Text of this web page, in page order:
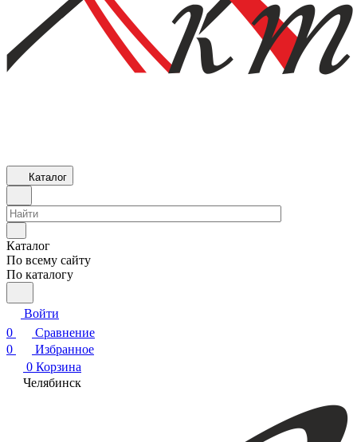
Каталог
Каталог
По всему сайту
По каталогу
Войти
0
Сравнение
0
Избранное
0 Корзина
Челябинск